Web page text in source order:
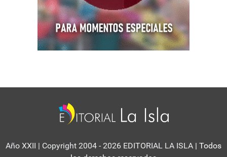
Año XXII | Copyright 2004 - 2026 EDITORIAL LA ISLA | Todos